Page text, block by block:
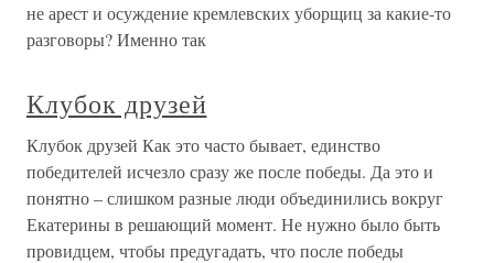
не арест и осуждение кремлевских уборщиц за какие-то
разговоры? Именно так
Клубок друзей
Клубок друзей Как это часто бывает, единство
победителей исчезло сразу же после победы. Да это и
понятно – слишком разные люди объединились вокруг
Екатерины в решающий момент. Не нужно было быть
провидцем, чтобы предугадать, что после победы